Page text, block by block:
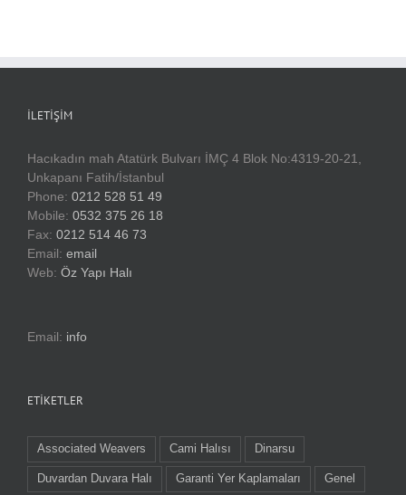
İLETIŞIM
Hacıkadın mah Atatürk Bulvarı İMÇ 4 Blok No:4319-20-21,
Unkapanı Fatih/İstanbul
Phone: 0212 528 51 49
Mobile: 0532 375 26 18
Fax: 0212 514 46 73
Email: email
Web: Öz Yapı Halı
Email: info
ETIKETLER
Associated Weavers Cami Halısı Dinarsu
Duvardan Duvara Halı Garanti Yer Kaplamaları Genel